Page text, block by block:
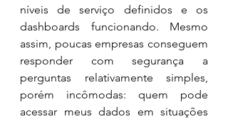
níveis de serviço definidos e os
dashboards funcionando. Mesmo
assim, poucas empresas conseguem
responder com segurança a
perguntas relativamente simples,
porém incômodas: quem pode
acessar meus dados em situações